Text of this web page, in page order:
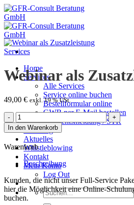
Zum
Inhalt
springen
Home
Services
Alle Services
Service online buchen
Bestellformular online
GWB per E-Mail bestellen
Verdachtsmeldung / STR
Schulung
Aktuelles
Whistleblowing
Kontakt
Mein Konto
Log Out
Suche
nach:
Services
Webinar als
49,00 € exkl. 19 % USt.
Webinar
als
Zusatzleistung
Menge
In den Warenkorb
Warenkorb
Beschreibung
Kunden, die nicht unser Full-Service
hier die Möglichkeit eine Online-
buchen.